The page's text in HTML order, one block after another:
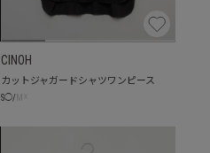
CINOH
カットジャガードシャツワンピース
S◯/